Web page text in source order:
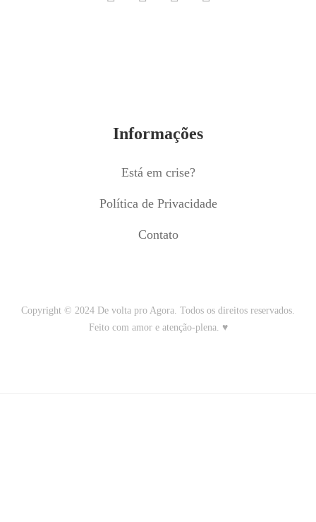
Informações
Está em crise?
Política de Privacidade
Contato
Copyright © 2024 De volta pro Agora. Todos os direitos reservados.
Feito com amor e atenção-plena. ♥